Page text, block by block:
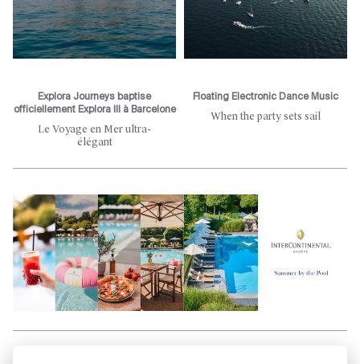
Explora Journeys baptise
officiellement Explora III à Barcelone
Le Voyage en Mer ultra-
élégant
Floating Electronic Dance Music
When the party sets sail